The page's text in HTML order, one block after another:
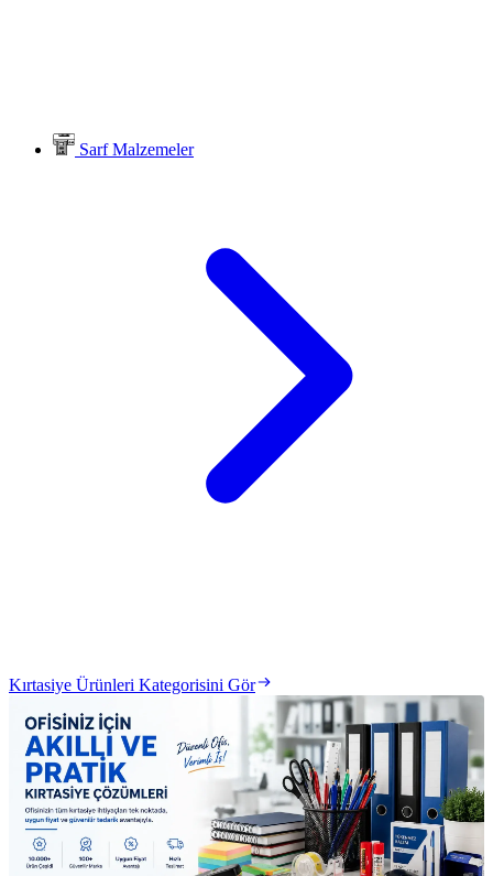
Sarf Malzemeler
Kırtasiye Ürünleri Kategorisini Gör